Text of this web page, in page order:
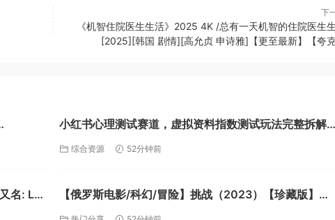
下
《机智住院医生生活》2025 4K /总有一天机智的住院医生
[2025][韩国 剧情][高允贞 申诗雅]【更至最新】【夸克
小红书心理测试赛道，虚拟资料指数测试玩法完整拆解
【42.9MB】【夸克】
综合资源 52分钟前
【俄罗斯电影/科幻/冒险】挑战（2023）【珍藏版】
4K/2160P 中文字幕【夸克】